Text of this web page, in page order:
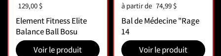
Prix :
129,00 $
Element Fitness Elite
Balance Ball Bosu
Voir le produit
Prix :
à partir de 74,99 $
Bal de Médecine "Rage
14
Voir le produit